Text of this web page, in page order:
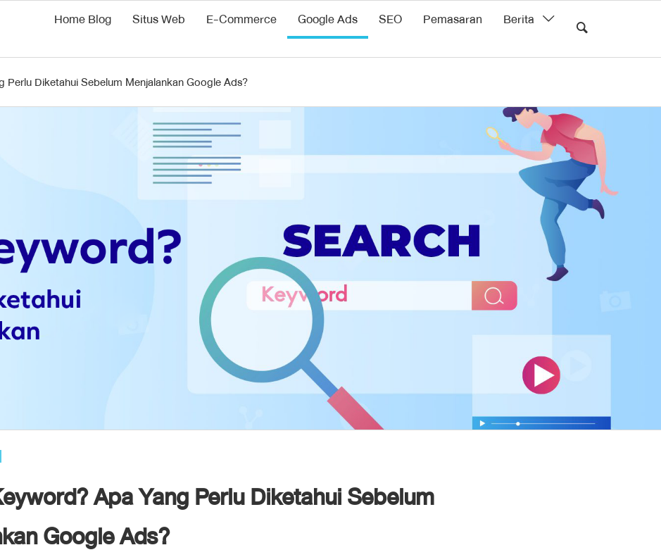
Home Blog Situs Web E-Commerce Google Ads SEO Pemasaran Berita
Perlu Diketahui Sebelum Menjalankan Google Ads?
Apa Yang Perlu Diketahui Sebelum
Google Ads?